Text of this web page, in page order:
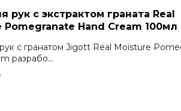
рук с экстрактом граната Real
Pomegranate Hand Cream 100мл
с гранатом Jigott Real Moisture
разрабо...